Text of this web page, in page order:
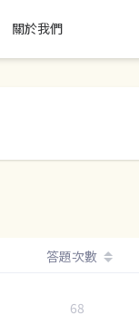
關於我們
答題次數
68